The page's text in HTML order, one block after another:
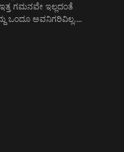
ಗಮನವೇ ಇಲ್ಲದಂತೆ
ಒಂದೂ ಅವನಿಗರಿವಿಲ್ಲ.…